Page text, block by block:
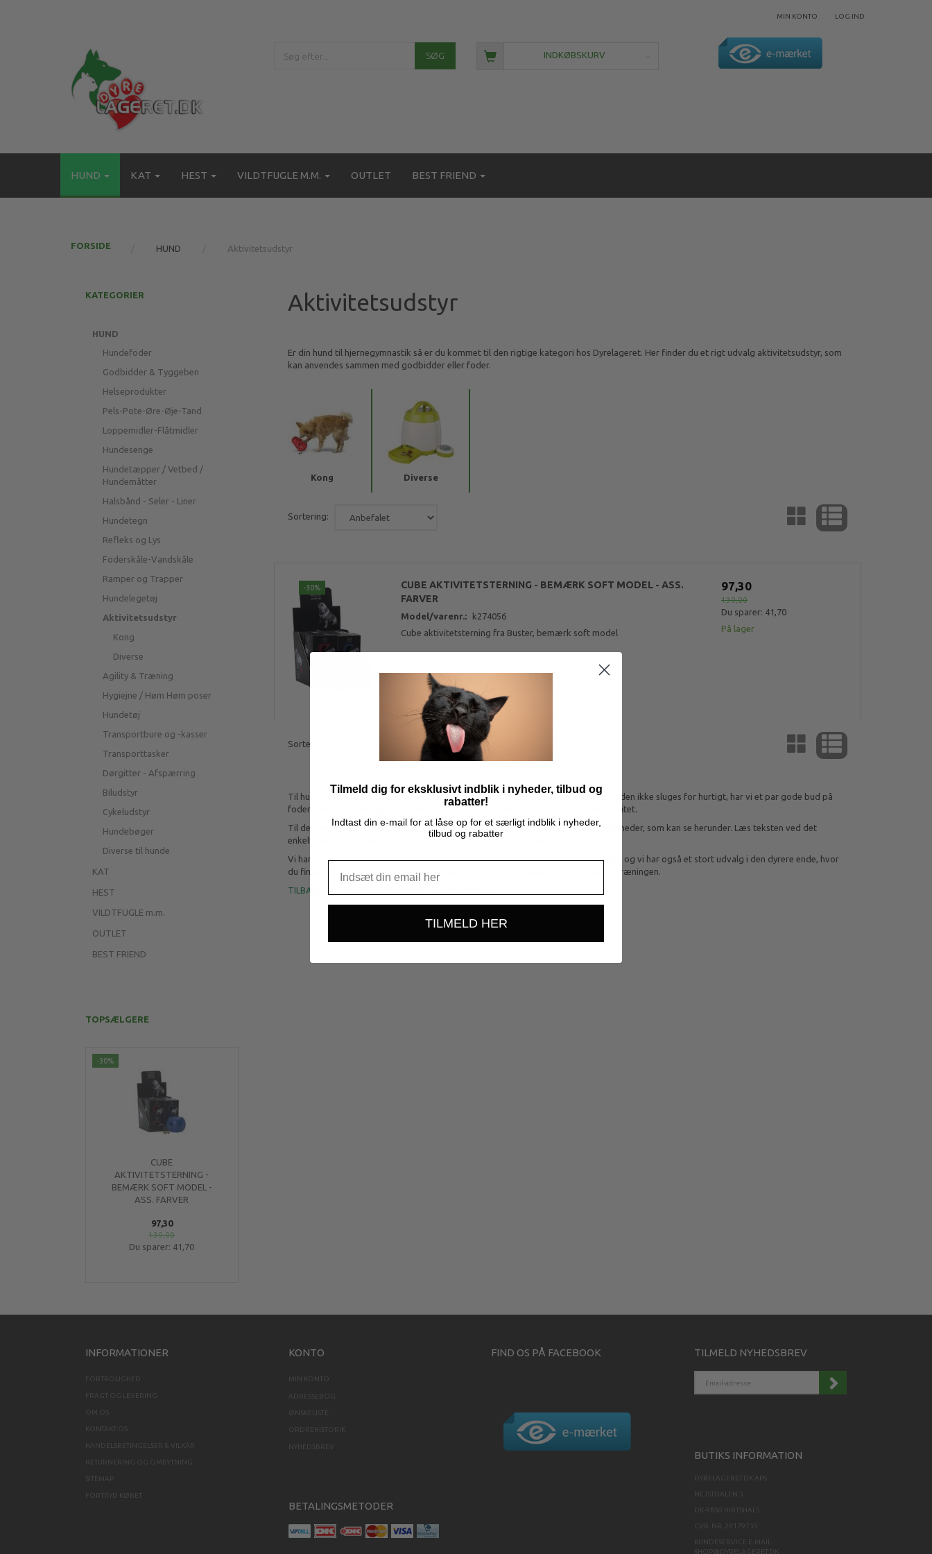
LOG IND
MIN KONTO
SØG INDKØBSKURV
HUND KAT HEST VILDTFUGLE M.M. OUTLET BEST FRIEND
FORSIDE HUND Aktivitetsudstyr
KATEGORIER
HUND
Hundefoder
Godbidder & Tyggeben
Helseprodukter
Pels-Pote-Øre-Øje-Tand
Loppemidler-Flåtmidler
Hundesenge
Hundetæpper / Vetbed /
Hundemåtter
Halsbånd - Seler - Liner
Hundetegn
Refleks og Lys
Foderskåle-Vandskåle
Ramper og Trapper
Hundelegetøj
Aktivitetsudstyr
Kong
Diverse
Agility & Træning
Hygiejne / Høm Høm poser
Hundetøj
Transportbure og -kasser
Transporttasker
Dørgitter - Afspærring
Biludstyr
Cykeludstyr
Hundebøger
Diverse til hunde
KAT
HEST
VILDTFUGLE m.m.
OUTLET
BEST FRIEND
TOPSÆLGERE
-30%
CUBE
AKTIVITETSTERNING -
BEMÆRK SOFT MODEL -
ASS. FARVER
97,30
139,00
Du sparer: 41,70
Aktivitetsudstyr
Er din hund til hjernegymnastik så er du kommet til den rigtige kategori hos Dyrelageret. Her finder du et rigt udvalg aktivitetsudstyr, som
kan anvendes sammen med godbidder eller foder.
Kong Diverse
Sortering:
-30%
CUBE AKTIVITETSTERNING - BEMÆRK SOFT MODEL - ASS.
FARVER
Model/varenr.:
k274056
Cube aktivitetsterning fra Buster, bemærk soft model
97,30
139,00
Du sparer: 41,70
På lager
Sortering:
Til hunde, der har brug for lidt ekstra udfordringer ved den daglige fodring, så maden ikke sluges for hurtigt, har vi et par gode bud på
foderskåle med indbygget forhindring, der samtidig stimulere hundens hjerneaktivitet.
Til den mere udfordrende leg og træning med hunden, findes der et væld af muligheder, som kan se herunder. Læs teksten ved det
enkelte aktivitetslegetøj for at få et indtryk af sværhedsgraden.
Vi har både billigt aktivitetslegetøj til begynderen, der lige skal se om det er noget, og vi har også et stort udvalg i den dyrere ende, hvor
du finder de solide varer, der holder til lidt af hvert. God fornøjelse med aktivitetstræningen.
TILBAGE TIL HOVEDKATEGORIEN "HUNDEARTIKLER"
INFORMATIONER
FORTROLIGHED
FRAGT OG LEVERING
OM OS
KONTAKT OS
HANDELSBETINGELSER & VILKÅR
RETURNERING OG OMBYTNING
SITEMAP
FORTRYD KØBET
KONTO
MIN KONTO
ADRESSEBOG
ØNSKELISTE
ORDREHISTORIK
NYHEDSBREV
BETALINGSMETODER
FIND OS PÅ FACEBOOK TILMELD NYHEDSBREV
ADRESSE
BUTIKS INFORMATION
DYRELAGERET.DK APS
NEJSTDALEN 3
DK-9850 HIRTSHALS
CVR. NR. 29179735
KUNDESERVICE E-MAIL:
SHOP@DYRELAGERET.DK
Tilmeld dig for eksklusivt indblik i nyheder, tilbud og
rabatter!
Indtast din e-mail for at låse op for et særligt indblik i nyheder,
tilbud og rabatter
TILMELD HER